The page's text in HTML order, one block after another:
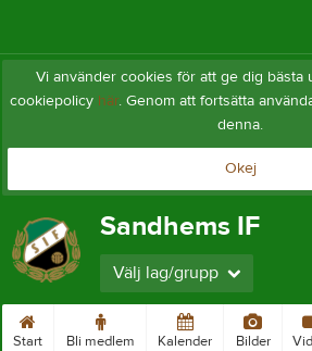
Vi använder cookies för att ge dig bästa
cookiepolicy här. Genom att fortsätta
denna.
Okej
Sandhems IF
Välj lag/grupp
Start Bli medlem Kalender Bilder